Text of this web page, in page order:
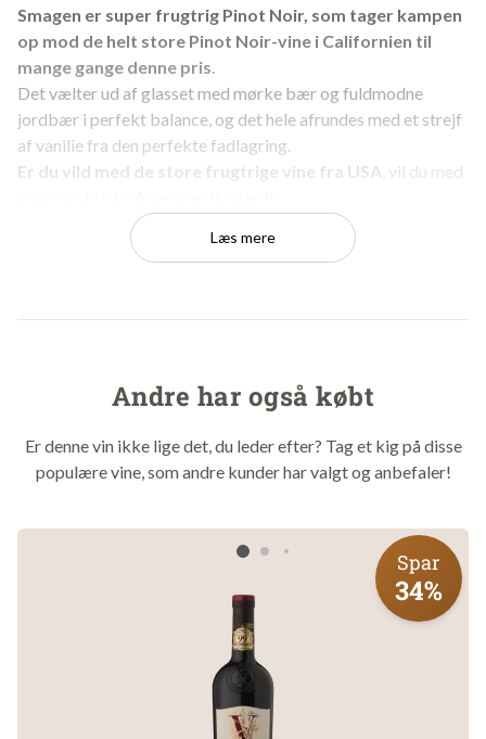
Smagen er super frugtrig Pinot Noir, som tager kampen
op mod de helt store Pinot Noir-vine i Californien til
mange gange denne pris
Det vælter ud af glasset med mørke bær og fuldmodne
jordbær i perfekt balance, og det hele afrundes med et strejf
af vanilie fra den perfekte fadlagring.
Er du vild med de store frugtrige vine fra USA , vil du med
Vi kan tilbyde dig vinen til verdens laveste pris.
Køb nu til kun 99 kr.!
Om vinen
druer fra nye områder i Californien, alt efter hvordan høsten
og den perfekte balance i vinen, uden at skulle betale 3-4
gange mere for samme kvalitet i de dyreste områder som
: 100% Pinot Noir
: American Bastard Wines
Læs mere
Andre har også købt
Er denne vin ikke lige det, du leder efter? Tag et kig på disse
populære vine, som andre kunder har valgt og anbefaler!
Spar
34%